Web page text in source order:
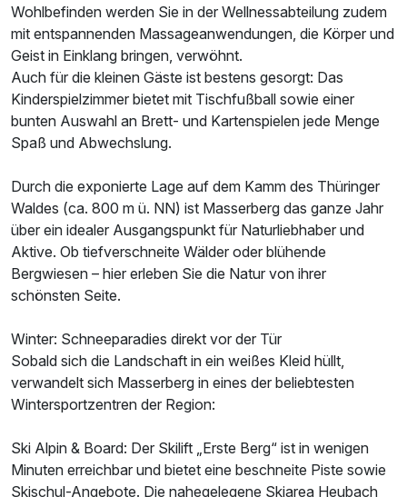
Ausstattung
Für 4 Tage p.P. ab260,00 €
Doppelzimmer mit Terrasse
2 Erwachsene und 1 Kind
Wohlbefinden werden Sie in der Wellnessabteilung zudem
mit entspannenden Massageanwendungen, die Körper und
Geist in Einklang bringen, verwöhnt.
Auch für die kleinen Gäste ist bestens gesorgt: Das
Kinderspielzimmer bietet mit Tischfußball sowie einer
bunten Auswahl an Brett- und Kartenspielen jede Menge
Spaß und Abwechslung.
Durch die exponierte Lage auf dem Kamm des Thüringer
Waldes (ca. 800 m ü. NN) ist Masserberg das ganze Jahr
über ein idealer Ausgangspunkt für Naturliebhaber und
Aktive. Ob tiefverschneite Wälder oder blühende
Bergwiesen – hier erleben Sie die Natur von ihrer
schönsten Seite.
Winter: Schneeparadies direkt vor der Tür
Sobald sich die Landschaft in ein weißes Kleid hüllt,
verwandelt sich Masserberg in eines der beliebtesten
Wintersportzentren der Region:
Ski Alpin & Board: Der Skilift „Erste Berg“ ist in wenigen
Minuten erreichbar und bietet eine beschneite Piste sowie
Skischul-Angebote. Die nahegelegene Skiarea Heubach